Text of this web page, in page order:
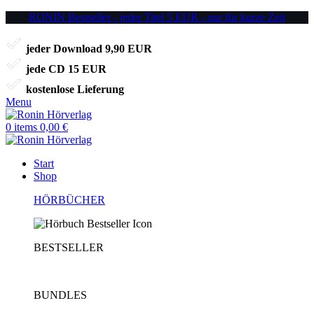
RONIN Bestseller - jeder Titel 5 EUR - nur für kurze Zeit
jeder Download 9,90 EUR
jede CD 15 EUR
kostenlose Lieferung
Menu
0 items 0,00 €
Start
Shop
HÖRBÜCHER
BESTSELLER
BUNDLES